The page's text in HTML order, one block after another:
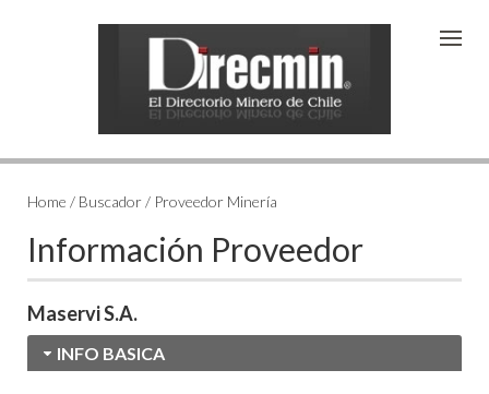
Home / Buscador / Proveedor Minería
Información Proveedor
Maservi S.A.
INFO BASICA